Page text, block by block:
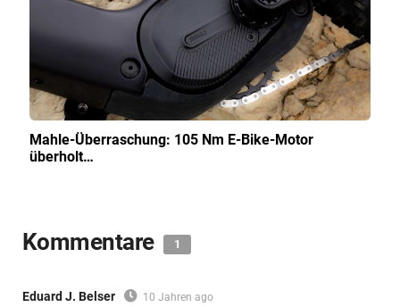
Mahle-Überraschung: 105 Nm E-Bike-Motor
überholt…
Kommentare 1
Eduard J. Belser 10 Jahren ago